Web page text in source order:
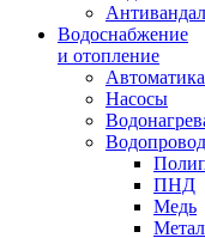
Водоснабжение
и отопление
Автоматика
Насосы
Водопровод
ПНД
Медь